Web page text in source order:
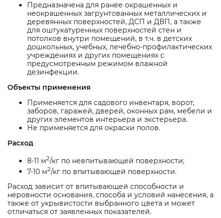
Предназначена для ранее окрашенных и
неокрашенных загрунтованных металлических и
деревянных поверхностей, ДСП и ДВП, а также
для оштукатуренных поверхностей стен и
потолков внутри помещений, в т.ч. в детских
дошкольных, учебных, лечебно-профилактических
учреждениях и других помещениях с
предусмотренным режимом влажной
дезинфекции.
Объекты применения
Применяется для садового инвентаря, ворот,
заборов, гаражей, дверей, оконных рам, мебели и
других элементов интерьера и экстерьера.
Не применяется для окраски полов.
Расход
8-11 м2/кг по невпитывающей поверхности;
7-10 м2/кг по впитывающей поверхности.
Расход зависит от впитывающей способности и
неровности основания, способа и условий нанесения, а
также от укрывистости выбранного цвета и может
отличаться от заявленных показателей.